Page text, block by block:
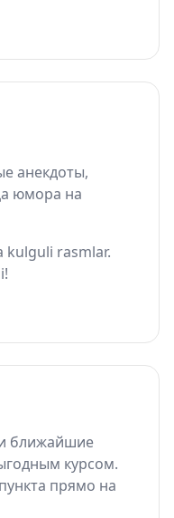
анекдоты,
юмора на
kulguli rasmlar.
ближайшие
курсом.
прямо на